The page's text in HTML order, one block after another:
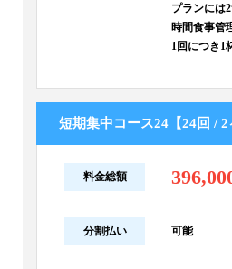
プランには
時間食事管
1回につき1
短期集中コース24【24回 / 2
料金総額
分割払い 可能